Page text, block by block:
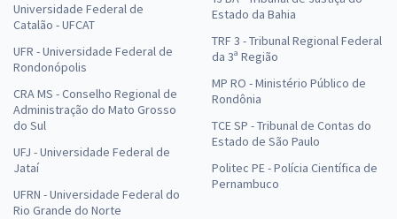
Universidade Federal de
Catalão - UFCAT
UFR - Universidade Federal de
Rondonópolis
CRA MS - Conselho Regional de
Administração do Mato Grosso
do Sul
UFJ - Universidade Federal de
Jataí
UFRN - Universidade Federal do
Rio Grande do Norte
Estado da Bahia
TRF 3 - Tribunal Regional Federal
da 3ª Região
MP RO - Ministério Público de
Rondônia
TCE SP - Tribunal de Contas do
Estado de São Paulo
Politec PE - Polícia Científica de
Pernambuco